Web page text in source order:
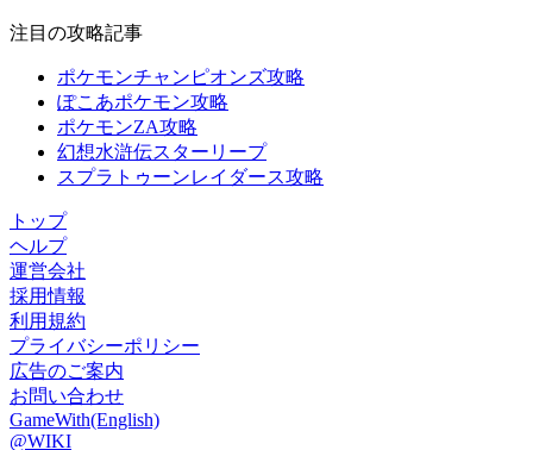
注目の攻略記事
ポケモンチャンピオンズ攻略
ぽこあポケモン攻略
ポケモンZA攻略
幻想水滸伝スターリープ
スプラトゥーンレイダース攻略
トップ
ヘルプ
運営会社
採用情報
利用規約
プライバシーポリシー
広告のご案内
お問い合わせ
GameWith(English)
@WIKI